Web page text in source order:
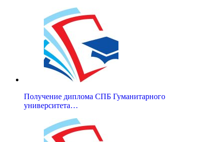
Получение диплома СПБ Гуманитарного
университета…